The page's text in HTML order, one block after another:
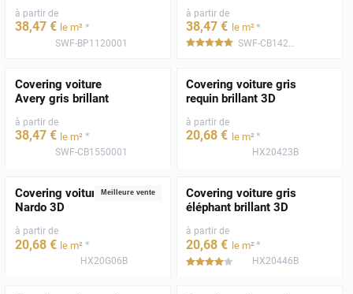
à partir de
38,47 € le m² *
SWF-BP1120001
à partir de
38,47 € le m²*
*****
Covering voiture
Avery gris brillant
à partir de
38,47 € le m² *
SWF-CB1550001
Covering voiture gris
requin brillant 3D
à partir de
20,68 € le m²*
HX20423B
Meilleure vente
Covering voiture gris
Nardo 3D
à partir de
20,68 € le m² *
HX20G06B
Covering voiture gris
éléphant brillant 3D
à partir de
20,68 € le m²*
***** HX20446B